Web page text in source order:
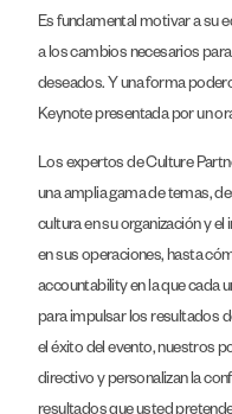
Es fundamental motivar a su
a los cambios necesarios
deseados. Y una forma
Keynote presentada por un
Los expertos de Culture
una amplia gama de temas,
cultura en su organización y
en sus operaciones, hasta
accountability en la que cada
para impulsar los resultados
el éxito del evento, nuestros
directivo y personalizan la